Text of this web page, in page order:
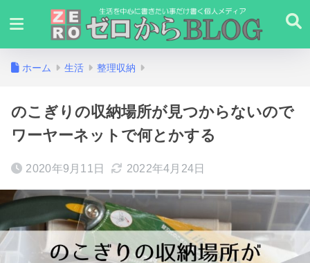
ホーム 生活 整理収納
のこぎりの収納場所が見つからないので
ワーヤーネットで何とかする
2020年9月11日 2022年4月24日